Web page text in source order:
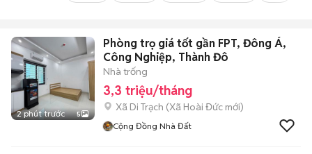
2 phút trước 5
Phòng trọ giá tốt gần FPT, Đông Á,
Công Nghiệp, Thành Đô
Nhà trống
3,3 triệu/tháng
Xã Di Trạch (Xã Hoài Đức mới)
Cộng Đồng Nhà Đất